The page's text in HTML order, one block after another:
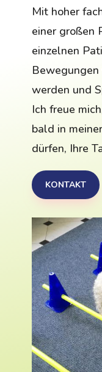
Mit hoher
einer großen
einzelnen
werden und
Ich freue
bald in
dürfen, Ihre
KONTAKT